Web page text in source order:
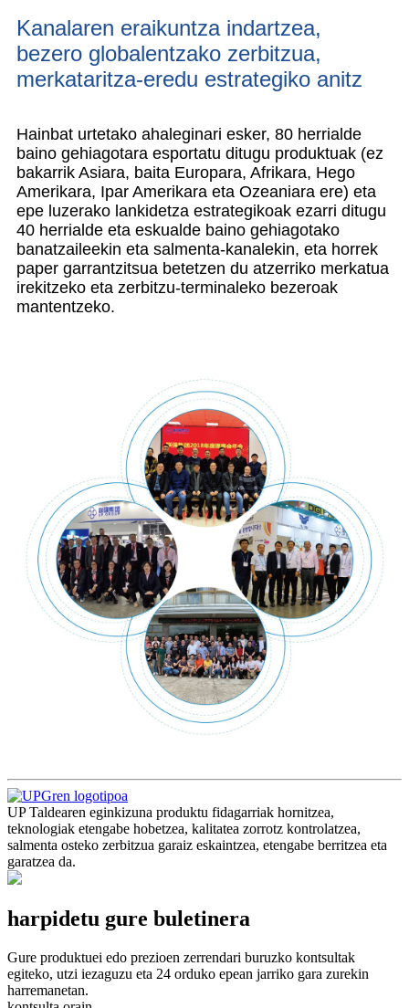
Kanalaren eraikuntza indartzea,
bezero globalentzako zerbitzua,
merkataritza-eredu estrategiko anitz
Hainbat urtetako ahaleginari esker, 80 herrialde
baino gehiagotara esportatu ditugu produktuak (ez
bakarrik Asiara, baita Europara, Afrikara, Hego
Amerikara, Ipar Amerikara eta Ozeaniara ere) eta
epe luzerako lankidetza estrategikoak ezarri ditugu
40 herrialde eta eskualde baino gehiagotako
banatzaileekin eta salmenta-kanalekin, eta horrek
paper garrantzitsua betetzen du atzerriko merkatua
irekitzeko eta zerbitzu-terminaleko bezeroak
mantentzeko.
UP Taldearen eginkizuna produktu fidagarriak hornitzea,
teknologiak etengabe hobetzea, kalitatea zorrotz kontrolatzea,
salmenta osteko zerbitzua garaiz eskaintzea, etengabe berritzea eta
garatzea da.
harpidetu gure buletinera
Gure produktuei edo prezioen zerrendari buruzko kontsultak
egiteko, utzi iezaguzu eta 24 orduko epean jarriko gara zurekin
harremanetan.